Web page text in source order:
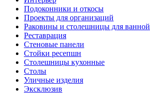
Подоконники и откосы
Проекты для организаций
Раковины и столешницы для ванной
Реставрация
Стеновые панели
Стойки ресепшн
Столешницы кухонные
Столы
Уличные изделия
Эксклюзив